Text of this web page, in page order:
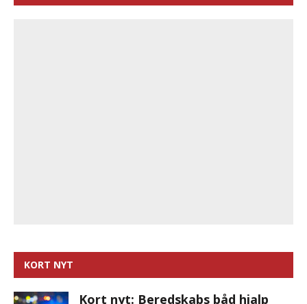
KORT NYT
Kort nyt: Beredskabs båd hjalp